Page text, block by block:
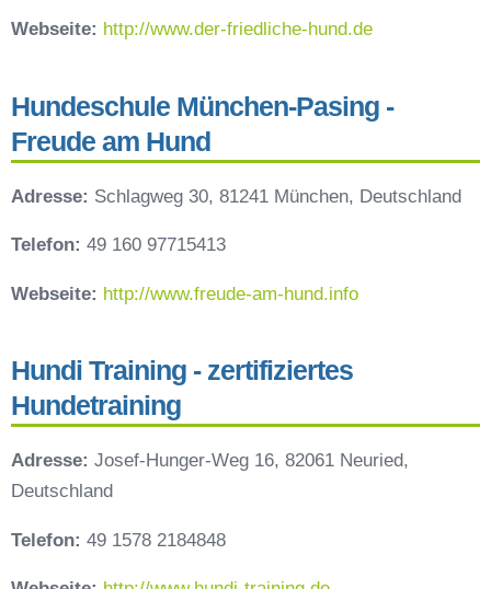
Webseite: http://www.der-friedliche-hund.de
Hundeschule München-Pasing -
Freude am Hund
Adresse: Schlagweg 30, 81241 München, Deutschland
Telefon: 49 160 97715413
Webseite: http://www.freude-am-hund.info
Hundi Training - zertifiziertes
Hundetraining
Adresse: Josef-Hunger-Weg 16, 82061 Neuried,
Deutschland
Telefon: 49 1578 2184848